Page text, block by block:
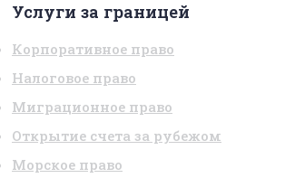
Услуги за границей
Корпоративное право
Налоговое право
Миграционное право
Открытие счета за рубежом
Морское право